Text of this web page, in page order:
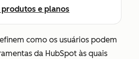
produtos e planos
como os usuários podem
da HubSpot às quais